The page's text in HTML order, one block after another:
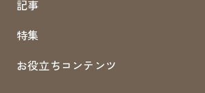
記事
特集
お役立ちコンテンツ